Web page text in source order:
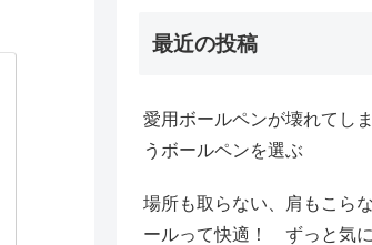
最近の投稿
愛用ボールペンが壊れてし
うボールペンを選ぶ
場所も取らない、肩もこら
ールって快適！ ずっと気